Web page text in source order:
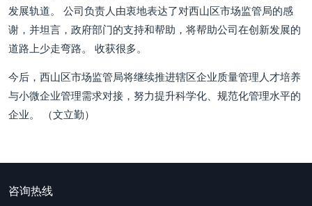
发展轨道。 公司负责人由衷地表达了对西山区市场监管局的感
谢，并坦言，政府部门的支持和帮助，将帮助公司在创新发展的
道路上少走弯路。 收获很多。
今后，西山区市场监管局将继续推进辖区企业质量管理人才培养
与小微企业管理需求对接，努力提升科学化、规范化管理水平的
企业。 （文立勤）
咨询热线